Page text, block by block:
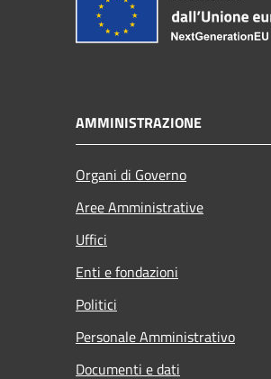
AMMINISTRAZIONE
Organi di Governo
Aree Amministrative
Uffici
Enti e fondazioni
Politici
Personale Amministrativo
Documenti e dati